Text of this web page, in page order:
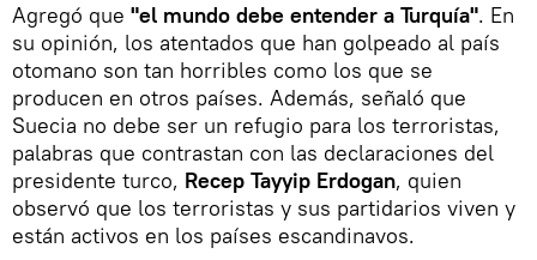
Agregó que "el mundo debe entender a Turquía". En
su opinión, los atentados que han golpeado al país
otomano son tan horribles como los que se
producen en otros países. Además, señaló que
Suecia no debe ser un refugio para los terroristas,
palabras que contrastan con las declaraciones del
presidente turco, Recep Tayyip Erdogan, quien
observó que los terroristas y sus partidarios viven y
están activos en los países escandinavos.